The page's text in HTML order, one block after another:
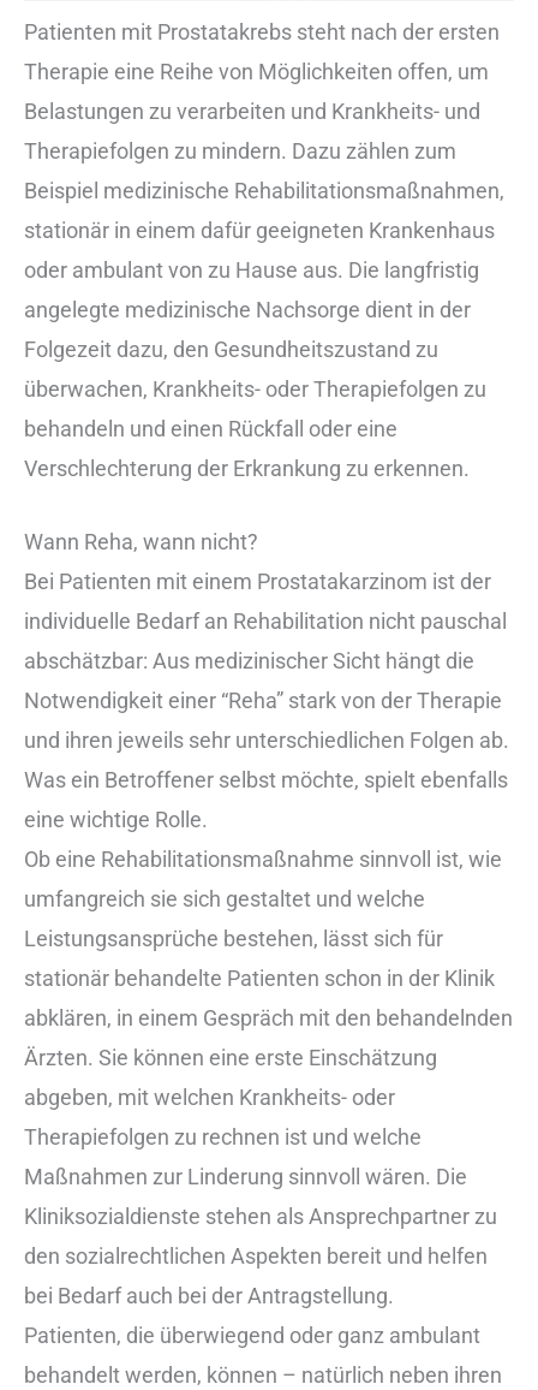
Patienten mit Prostatakrebs steht nach der ersten
Therapie eine Reihe von Möglichkeiten offen, um
Belastungen zu verarbeiten und Krankheits- und
Therapiefolgen zu mindern. Dazu zählen zum
Beispiel medizinische Rehabilitationsmaßnahmen,
stationär in einem dafür geeigneten Krankenhaus
oder ambulant von zu Hause aus. Die langfristig
angelegte medizinische Nachsorge dient in der
Folgezeit dazu, den Gesundheitszustand zu
überwachen, Krankheits- oder Therapiefolgen zu
behandeln und einen Rückfall oder eine
Verschlechterung der Erkrankung zu erkennen.
Wann Reha, wann nicht?
Bei Patienten mit einem Prostatakarzinom ist der
individuelle Bedarf an Rehabilitation nicht pauschal
abschätzbar: Aus medizinischer Sicht hängt die
Notwendigkeit einer “Reha” stark von der Therapie
und ihren jeweils sehr unterschiedlichen Folgen ab.
Was ein Betroffener selbst möchte, spielt ebenfalls
eine wichtige Rolle.
Ob eine Rehabilitationsmaßnahme sinnvoll ist, wie
umfangreich sie sich gestaltet und welche
Leistungsansprüche bestehen, lässt sich für
stationär behandelte Patienten schon in der Klinik
abklären, in einem Gespräch mit den behandelnden
Ärzten. Sie können eine erste Einschätzung
abgeben, mit welchen Krankheits- oder
Therapiefolgen zu rechnen ist und welche
Maßnahmen zur Linderung sinnvoll wären. Die
Kliniksozialdienste stehen als Ansprechpartner zu
den sozialrechtlichen Aspekten bereit und helfen
bei Bedarf auch bei der Antragstellung.
Patienten, die überwiegend oder ganz ambulant
behandelt werden, können – natürlich neben ihren